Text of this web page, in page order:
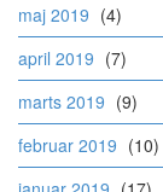
maj 2019 (4)
april 2019 (7)
marts 2019 (9)
februar 2019 (10)